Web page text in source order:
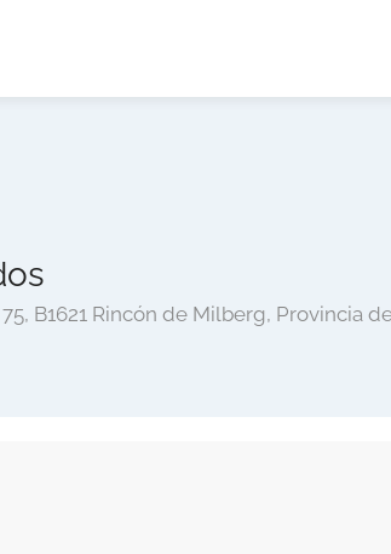
B1621 Rincón de Milberg, Provincia